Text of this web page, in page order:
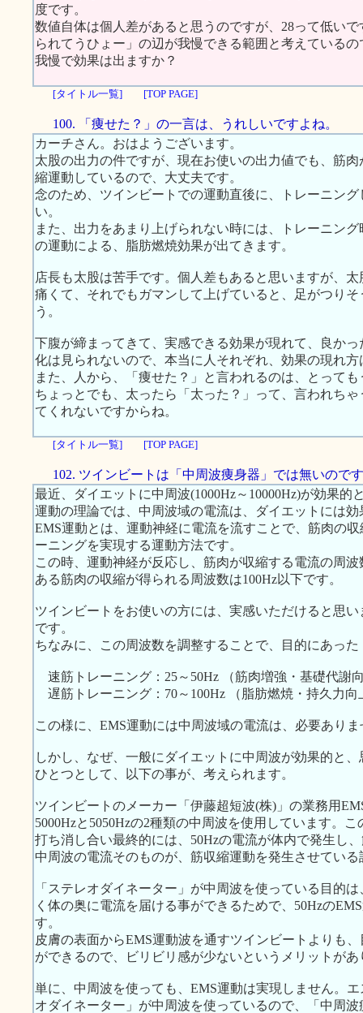
度です。
数値自体は個人差があると思うのですが、28って低い
られてうひょー」の辺が我慢できる範囲と考えている
我慢で効果は出ますか？
[タイトル一覧] [TOP PAGE]
100. 「痩せた？」の一言は、うれしいですよね。
カーチさん。おはようございます。
太股の出力の件ですが、現在お使いの出力値でも、筋
縮運動しているので、大丈夫です。
念のため、ツインビートでの運動直後に、トレーニン
い。
また、出力をあまり上げられない時には、トレーニン
の運動による、脂肪燃焼効果が出てきます。
店長も太股は苦手です。個人差もあると思いますが、
痛くて、それでもガマンして上げていると、足がつり
う。
下腹が締まってきて、実感できる効果が現れて、良か
化は見られないので、本当に人それぞれ、効果の現れ方
また、人から、「痩せた？」と言われるのは、とって
ちょっとでも、太ったら「太った？」って、言われち
てくれないですからね。
[タイトル一覧] [TOP PAGE]
102. ツインビートは「中周波痩身器」では無いので
最近、ダイエットに中周波(1000Hz～10000Hz)が効果的
運動の理論では、中周波域の電流は、ダイエットには
EMS運動とは、運動神経に電流を流すことで、筋肉の
ーニングを実現する運動方法です。
この時、運動神経が反応し、筋肉が収縮する電流の周
ある筋肉の収縮が得られる周波数は100Hz以下です。
ツインビートをお使いの方には、実感いただけると思
です。
ちなみに、この周波数を調整することで、目的にあっ
速筋トレーニング：25～50Hz （筋肉増強・基礎代謝
遅筋トレーニング：70～100Hz （脂肪燃焼・持久力向
この様に、EMS運動には中周波域の電流は、必要ありま
しかし、なぜ、一般にダイエットに中周波が効果的と
ひとつとして、以下の事が、考えられます。
ツインビートのメーカー「伊藤超短波(株)」の業務用
5000Hzと5050Hzの2種類の中周波を使用しています。
打ち消し合い最終的には、50Hzの電流が体内で発生し
中周波の電流そのものが、筋収縮運動を発生させてい
「ステレオダイネーター」が中周波を使っている目的
く体の奥に電流を届ける事ができるためで、50Hzの
す。
皮膚の表面からEMS運動波を通すツインビートよりも
ができるので、ビリビリ感が少ないというメリットがあ
単に、中周波を使っても、EMS運動は実現しません。
オダイネーター」が中周波を使っているので、「中周